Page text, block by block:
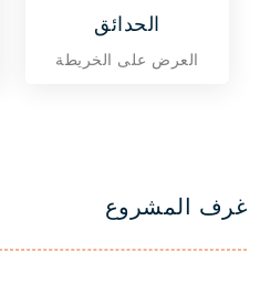
الحدائق
العرض على الخريطة
غرف المشروع